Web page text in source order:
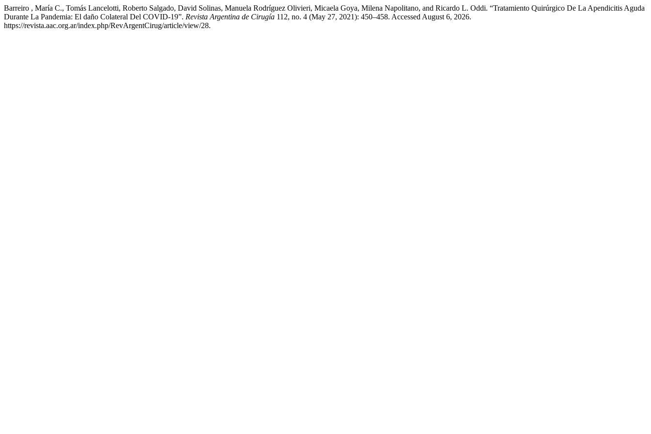
Barreiro , María C., Tomás Lancelotti, Roberto Salgado, David Solinas, Manuela Rodríguez Olivieri, Micaela Goya, Milena Napolitano, and Ricardo L. Oddi. “Tratamiento Quirúrgico De La Apendicitis Aguda
Durante La Pandemia: El daño Colateral Del COVID-19”. Revista Argentina de Cirugía 112, no. 4 (May 27, 2021): 450–458. Accessed August 6, 2026.
https://revista.aac.org.ar/index.php/RevArgentCirug/article/view/28.